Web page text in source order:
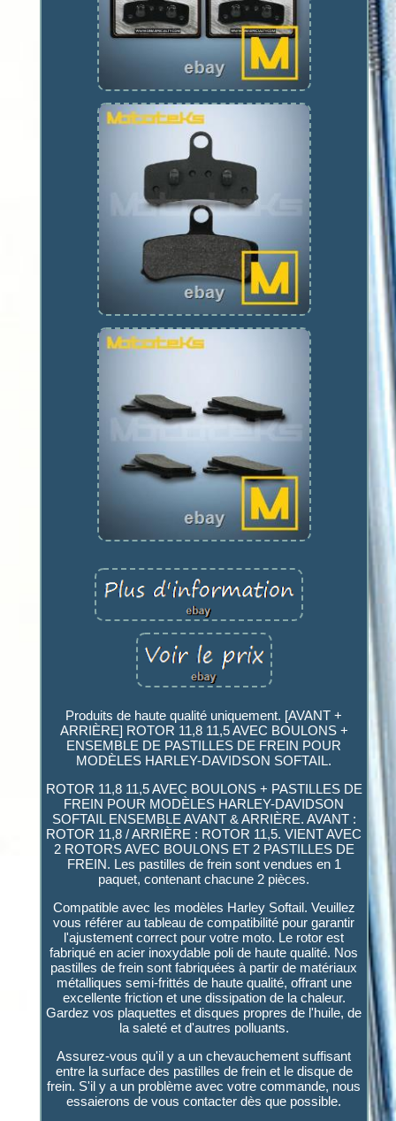
Produits de haute qualité uniquement. [AVANT +
ARRIÈRE] ROTOR 11,8 11,5 AVEC BOULONS +
ENSEMBLE DE PASTILLES DE FREIN POUR
MODÈLES HARLEY-DAVIDSON SOFTAIL.
ROTOR 11,8 11,5 AVEC BOULONS + PASTILLES DE
FREIN POUR MODÈLES HARLEY-DAVIDSON
SOFTAIL ENSEMBLE AVANT & ARRIÈRE. AVANT :
ROTOR 11,8 / ARRIÈRE : ROTOR 11,5. VIENT AVEC
2 ROTORS AVEC BOULONS ET 2 PASTILLES DE
FREIN. Les pastilles de frein sont vendues en 1
paquet, contenant chacune 2 pièces.
Compatible avec les modèles Harley Softail. Veuillez
vous référer au tableau de compatibilité pour garantir
l'ajustement correct pour votre moto. Le rotor est
fabriqué en acier inoxydable poli de haute qualité. Nos
pastilles de frein sont fabriquées à partir de matériaux
métalliques semi-frittés de haute qualité, offrant une
excellente friction et une dissipation de la chaleur.
Gardez vos plaquettes et disques propres de l'huile, de
la saleté et d'autres polluants.
Assurez-vous qu'il y a un chevauchement suffisant
entre la surface des pastilles de frein et le disque de
frein. S'il y a un problème avec votre commande, nous
essaierons de vous contacter dès que possible.